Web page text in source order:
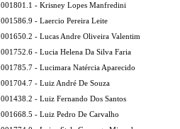
001801.1 - Krisney Lopes Manfredini
001586.9 - Laercio Pereira Leite
001650.2 - Lucas Andre Oliveira Valentim
001752.6 - Lucia Helena Da Silva Faria
001785.7 - Lucimara Natércia Aparecido
001704.7 - Luiz André De Souza
001438.2 - Luiz Fernando Dos Santos
001668.5 - Luiz Pedro De Carvalho